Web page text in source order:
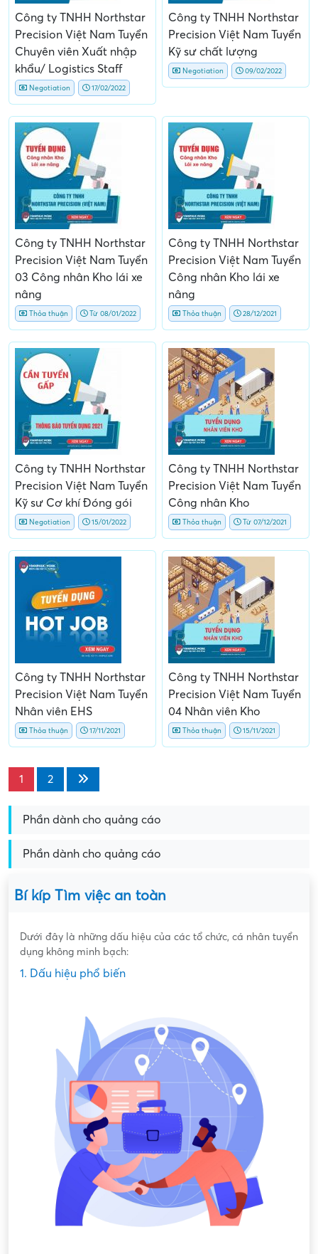
Công ty TNHH Northstar
Precision Việt Nam Tuyển
Chuyên viên Xuất nhập
khẩu/ Logistics Staff
Negotiation 17/02/2022
Công ty TNHH Northstar
Precision Việt Nam Tuyển
Kỹ sư chất lượng
Negotiation 09/02/2022
Công ty TNHH Northstar
Precision Việt Nam Tuyển
03 Công nhân Kho lái xe
nâng
Thỏa thuận Từ 08/01/2022
Công ty TNHH Northstar
Precision Việt Nam Tuyển
Công nhân Kho lái xe
nâng
Thỏa thuận 28/12/2021
Công ty TNHH Northstar
Precision Việt Nam Tuyển
Kỹ sư Cơ khí Đóng gói
Negotiation 15/01/2022
Công ty TNHH Northstar
Precision Việt Nam Tuyển
Công nhân Kho
Thỏa thuận Từ 07/12/2021
Công ty TNHH Northstar
Precision Việt Nam Tuyển
Nhân viên EHS
Thỏa thuận 17/11/2021
Công ty TNHH Northstar
Precision Việt Nam Tuyển
04 Nhân viên Kho
Thỏa thuận 15/11/2021
1 2
Phần dành cho quảng cáo
Phần dành cho quảng cáo
Bí kíp Tìm việc an toàn
Dưới đây là những dấu hiệu của các tổ chức, cá nhân tuyển
dụng không minh bạch:
1. Dấu hiệu phổ biến